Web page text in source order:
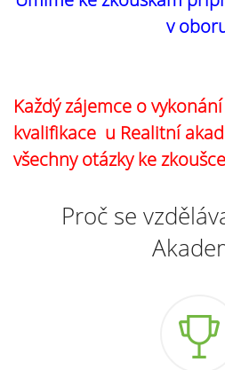
v
Každý zájemce o
kvalifikace u Realitní
všechny otázky ke
Proč se